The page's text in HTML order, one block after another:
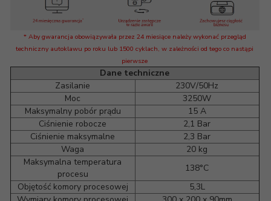
* Aby gwarancja obowiązywała przez 24 miesiące należy wykonać przegląd
techniczny autoklawu po roku lub 1500 cyklach, w zależności od tego co nastąpi
pierwsze
Dane techniczne
Zasilanie
230V/50Hz
Moc
3250W
Maksymalny pobór prądu
15 A
Ciśnienie robocze
2,1 Bar
Ciśnienie maksymalne
2,3 Bar
Waga
20 kg
Maksymalna temperatura
procesu
138°C
Objętość komory procesowej
5,3L